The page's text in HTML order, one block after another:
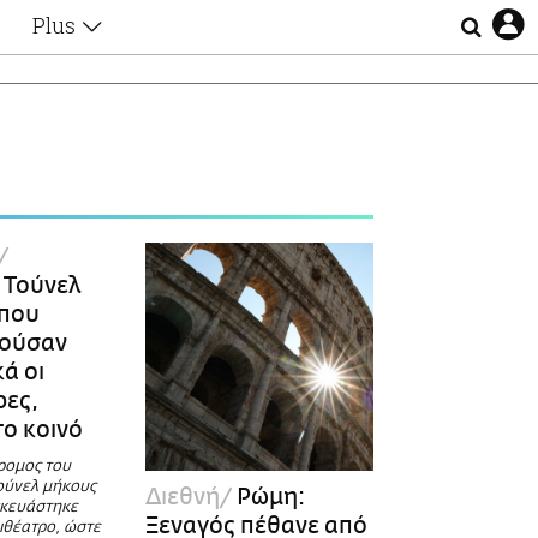
Plus
Απώλειες
Lgbtqi+
Επιλογές
οι
κοινό
του
μήκους
ώστε
Διεθνή Ρώμη:
Ξεναγός πέθανε από